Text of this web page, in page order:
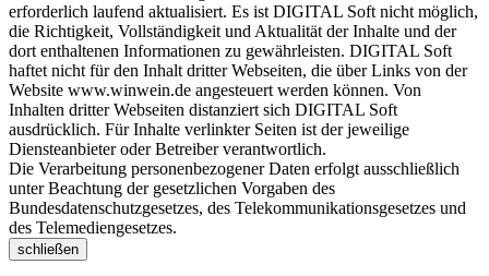
erforderlich laufend aktualisiert. Es ist DIGITAL Soft nicht möglich,
die Richtigkeit, Vollständigkeit und Aktualität der Inhalte und der
dort enthaltenen Informationen zu gewährleisten. DIGITAL Soft
haftet nicht für den Inhalt dritter Webseiten, die über Links von der
Website www.winwein.de angesteuert werden können. Von
Inhalten dritter Webseiten distanziert sich DIGITAL Soft
ausdrücklich. Für Inhalte verlinkter Seiten ist der jeweilige
Diensteanbieter oder Betreiber verantwortlich.
Die Verarbeitung personenbezogener Daten erfolgt ausschließlich
unter Beachtung der gesetzlichen Vorgaben des
Bundesdatenschutzgesetzes, des Telekommunikationsgesetzes und
des Telemediengesetzes.
schließen